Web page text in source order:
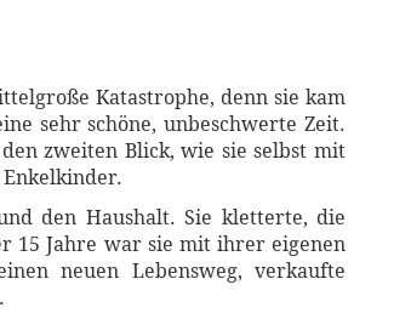
Katastrophe, denn sie kam
sehr schöne, unbeschwerte Zeit.
zweiten Blick, wie sie selbst mit
den Haushalt. Sie kletterte, die
15 Jahre war sie mit ihrer eigenen
neuen Lebensweg, verkaufte